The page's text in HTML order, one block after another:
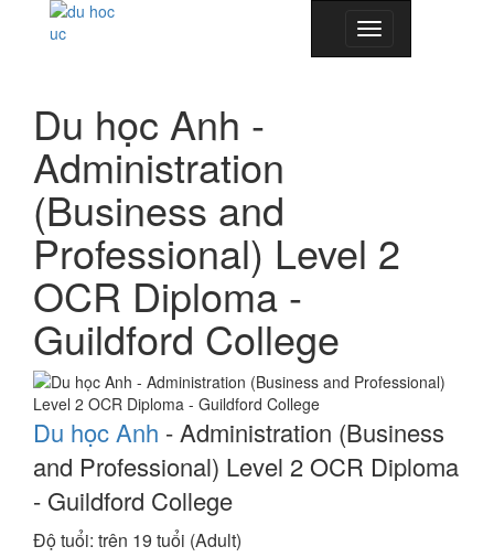
Toggle
navigation
Du học Anh -
Administration
(Business and
Professional) Level 2
OCR Diploma -
Guildford College
Du học Anh - Administration (Business
and Professional) Level 2 OCR Diploma
- Guildford College
Độ tuổi: trên 19 tuổi (Adult)